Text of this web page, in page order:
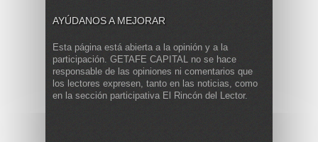
AYÚDANOS A MEJORAR
Esta página está abierta a la opinión y a la
participación. GETAFE CAPITAL no se hace
responsable de las opiniones ni comentarios que
los lectores expresen, tanto en las noticias, como
en la sección participativa El Rincón del Lector.